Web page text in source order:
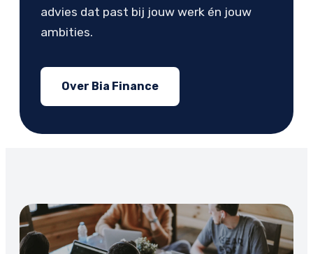
advies dat past bij jouw werk én jouw
ambities.
Over Bia Finance